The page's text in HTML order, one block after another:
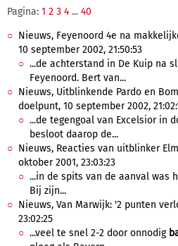
Pagina: 1 2 3 4 ... 40
Nieuws, Feyenoord 4e na
10 september 2002, 21:50:53
...de achterstand in De Kuip na
Feyenoord. Bert van...
Nieuws, Uitblinkende Pardo en
doelpunt, 10 september 2002,
...de tegengoal van Excelsior in
besloot daarop de...
Nieuws, Reacties van uitblinker
oktober 2001, 23:03:23
...in de spits van de aanval was
Bij zijn...
Nieuws, Van Marwijk: '2 punten
23:02:25
...veel te snel 2-2 door onnodig